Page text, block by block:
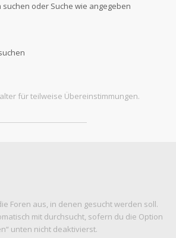
suchen oder Suche wie angegeben
für teilweise Übereinstimmungen.
Foren aus, in denen gesucht werden soll.
mit durchsucht, sofern du die Option
unten nicht deaktivierst.